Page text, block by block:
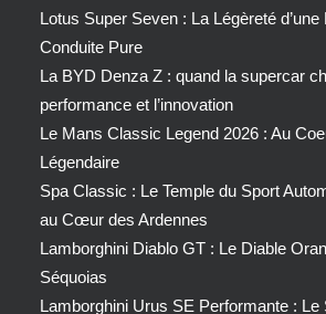
Lotus Super Seven : La Légèreté
Conduite Pure
La BYD Denza Z : quand la supercar
performance et l’innovation
Le Mans Classic Legend 2026 : Au
Légendaire
Spa Classic : Le Temple du Sport
au Cœur des Ardennes
Lamborghini Diablo GT : Le Diable
Séquoias
Lamborghini Urus SE Performante : Le